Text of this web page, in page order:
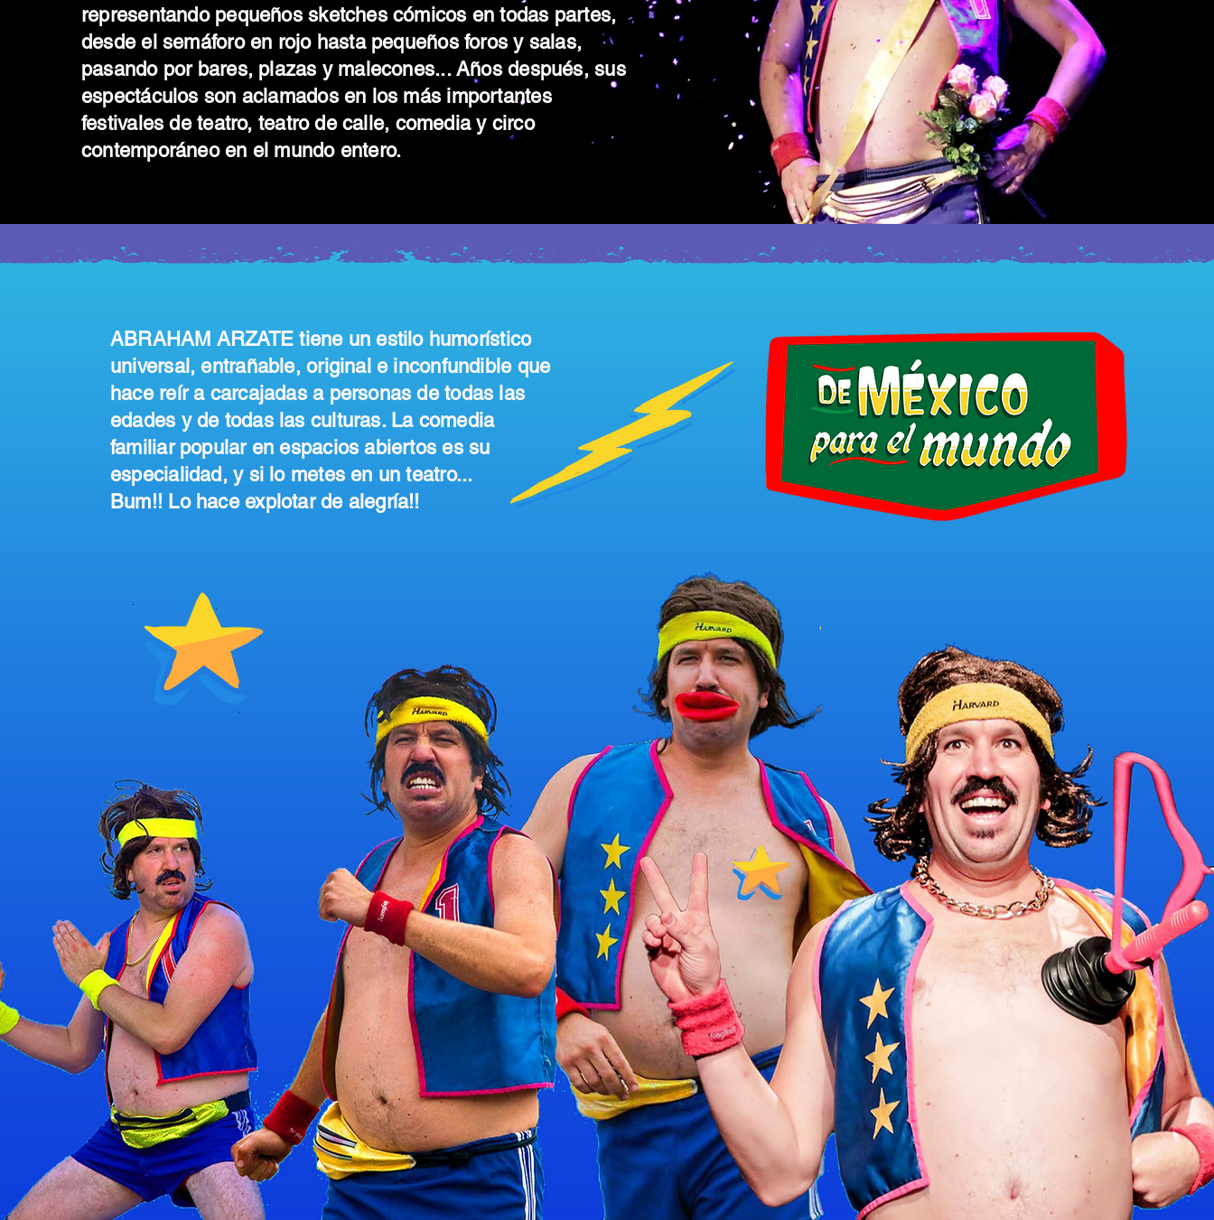
representando pequeños sketches cómicos en todas partes,
desde el semáforo en rojo hasta pequeños foros y salas,
pasando por bares, plazas y malecones... Años después, sus
espectáculos son aclamados en los más importantes
festivales de teatro, teatro de calle, comedia y circo
contemporáneo en el mundo entero.
ABRAHAM ARZATE tiene un estilo humorístico
universal, entrañable, original e inconfundible que
hace reír a carcajadas a personas de todas las
edades y de todas las culturas. La comedia
familiar popular en espacios abiertos es su
especialidad, y si lo metes en un teatro...
Bum!! Lo hace explotar de alegría!!